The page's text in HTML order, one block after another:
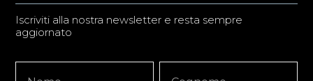
Iscriviti alla nostra newsletter e resta sempre
aggiornato